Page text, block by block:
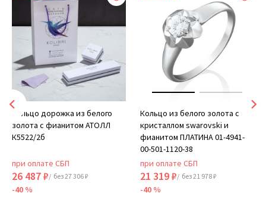
Кольцо дорожка из белого
золота с фианитом АТОЛЛ
К5522/2б
при оплате СБП
26 487 ₽/ без 27 306 ₽
-40 %
Кольцо из белого золота с
кристаллом swarovski и
фианитом ПЛАТИНА 01-4941-
00-501-1120-38
при оплате СБП
21 319 ₽/ без 21 978 ₽
-40 %